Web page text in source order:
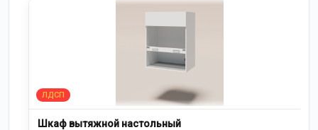
Шкаф вытяжной настольный